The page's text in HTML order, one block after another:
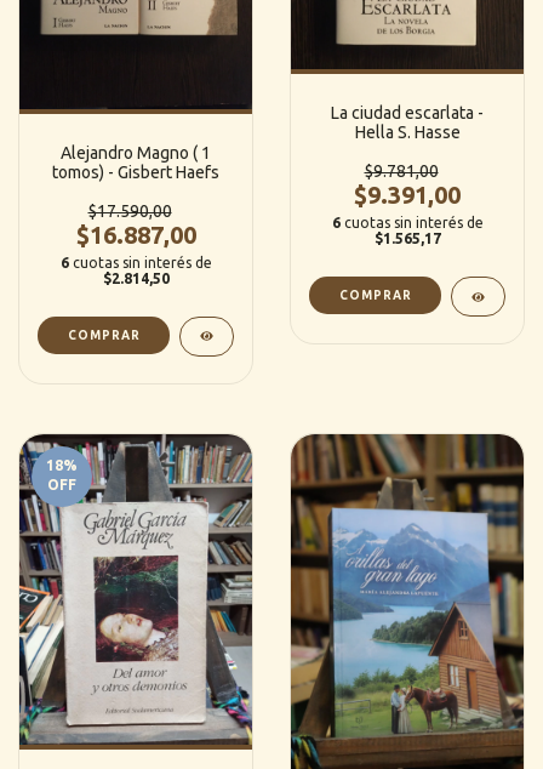
Alejandro Magno ( 1
tomos) - Gisbert Haefs
$17.590,00
$16.887,00
6 cuotas sin interés de
$2.814,50
La ciudad escarlata -
Hella S. Hasse
$9.781,00
$9.391,00
6 cuotas sin interés de
$1.565,17
18%
OFF